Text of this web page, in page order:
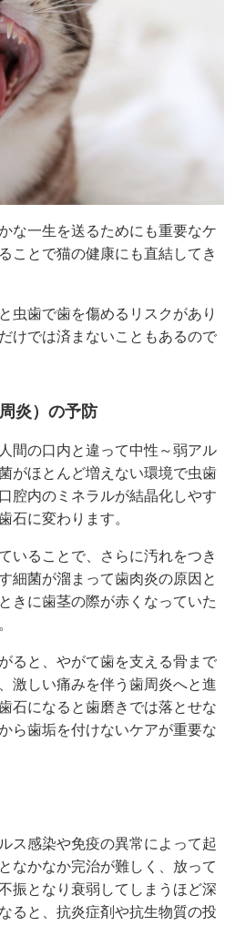
な一生を送るためにも重要なケ
ことで猫の健康にも直結してき
虫歯で歯を傷めるリスクがあり
けでは済まないこともあるので
炎）の予防
間の口内と違って中性～弱アル
がほとんど増えない環境で虫歯
腔内のミネラルが結晶化しやす
石に変わります。
いることで、さらに汚れをつき
細菌が溜まって歯肉炎の原因と
きに歯茎の際が赤くなっていた
ると、やがて歯を支える骨まで
激しい痛みを伴う歯周炎へと進
石になると歯磨きでは落とせな
ら歯垢を付けないケアが重要な
ス感染や免疫の異常によって起
なかなか完治が難しく、放って
振となり衰弱してしまうほど深
ると、抗炎症剤や抗生物質の投